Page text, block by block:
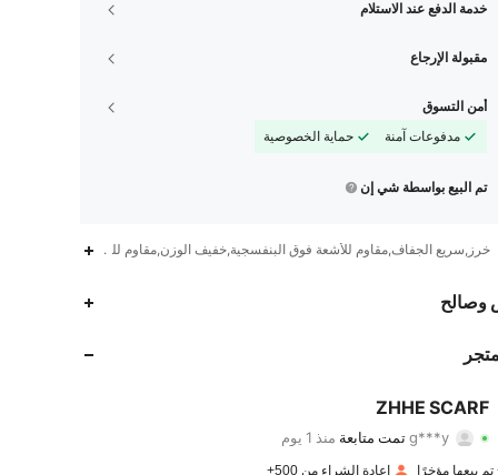
خدمة الدفع عند الاستلام
مقبولة الإرجاع
أمن التسوق
مدفوعات آمنة
حماية الخصوصية
تم البيع بواسطة شي إن
خرز,سريع الجفاف,مقاوم للأشعة فوق البنفسجية,خفيف الوزن,مقاوم للروائح,الشكل
وصالح
ZHHE SCARF
4.79 تقييم 52قطع 313 متابعون
إعادة الشراء من 500+